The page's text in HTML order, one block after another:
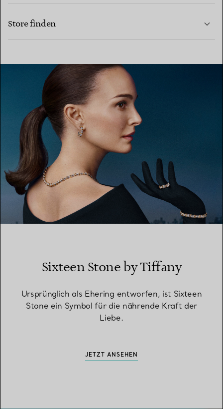
Store finden
EINEN STORE IN IHRER NÄHE FINDEN
Sixteen Stone by Tiffany
Ursprünglich als Ehering entworfen, ist Sixteen
Stone ein Symbol für die nährende Kraft der
Liebe.
JETZT ANSEHEN